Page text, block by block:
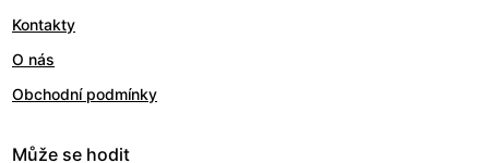
Kontakty
O nás
Obchodní podmínky
Může se hodit